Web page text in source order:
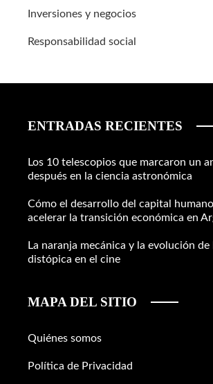
Inversiones y negocios
Responsabilidad social
ENTRADAS RECIENTES
Los 10 telescopios que marcaron un
después en la ciencia astronómica
Cómo el desarrollo del capital
acelerar la transición económica en
La naranja mecánica y la evolución de
distópica en el cine
MAPA DEL SITIO
Quiénes somos
Política de Privacidad